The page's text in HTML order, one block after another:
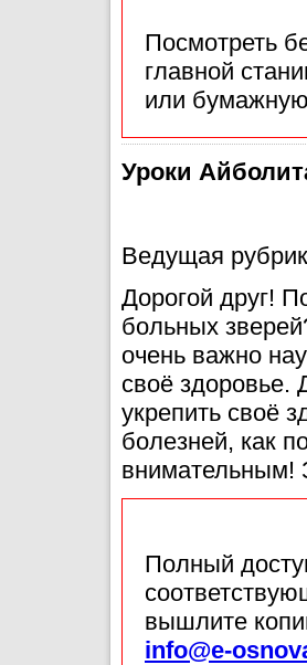
Посмотреть
главной
или
Уроки
Ведущая
Дорогой друг!
больных
очень важно
своё здоровье.
укрепить своё
болезней, как
внимательным!
Полный
вышлите
info@e-